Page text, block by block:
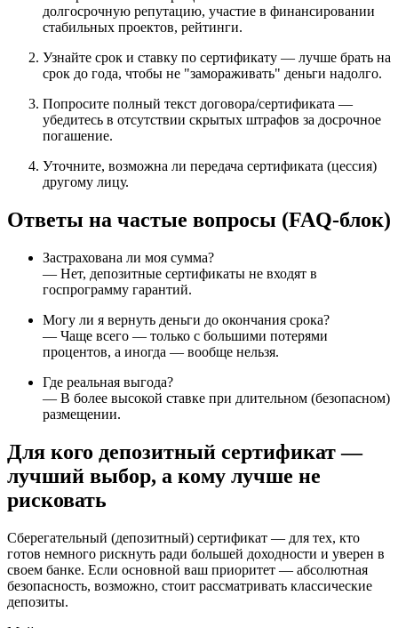
долгосрочную репутацию, участие в финансировании
стабильных проектов, рейтинги.
Узнайте срок и ставку по сертификату — лучше брать на
срок до года, чтобы не "замораживать" деньги надолго.
Попросите полный текст договора/сертификата —
убедитесь в отсутствии скрытых штрафов за досрочное
погашение.
Уточните, возможна ли передача сертификата (цессия)
другому лицу.
Ответы на частые вопросы (FAQ-блок)
Застрахована ли моя сумма?
— Нет, депозитные сертификаты не входят в
госпрограмму гарантий.
Могу ли я вернуть деньги до окончания срока?
— Чаще всего — только с большими потерями
процентов, а иногда — вообще нельзя.
Где реальная выгода?
— В более высокой ставке при длительном (безопасном)
размещении.
Для кого депозитный сертификат —
лучший выбор, а кому лучше не
рисковать
Сберегательный (депозитный) сертификат — для тех, кто
готов немного рискнуть ради большей доходности и уверен в
своем банке. Если основной ваш приоритет — абсолютная
безопасность, возможно, стоит рассматривать классические
депозиты.